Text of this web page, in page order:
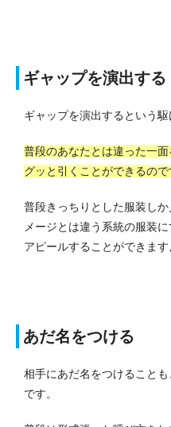
ギャップを演出する
ギャップを演出するという
普段のあなたとは違った一
グッと引くことができるので
普段きっちりとした服装し
メージとは違う系統の服装
アピールすることができます
あだ名をつける
相手にあだ名をつけること
です。